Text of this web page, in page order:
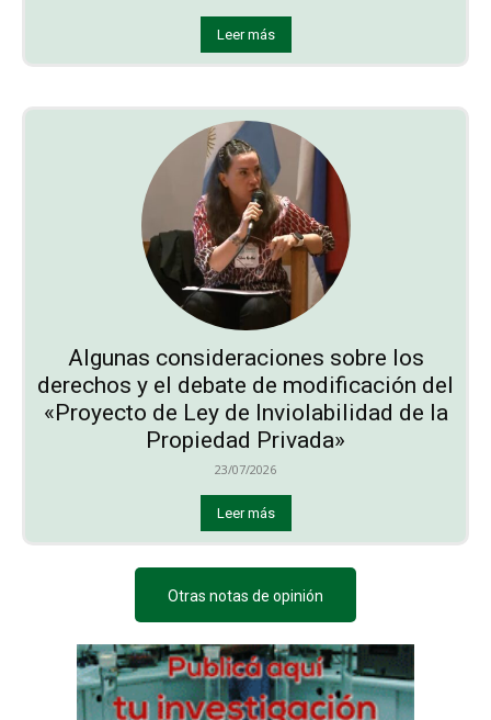
Leer más
Algunas consideraciones sobre los
derechos y el debate de modificación del
«Proyecto de Ley de Inviolabilidad de la
Propiedad Privada»
23/07/2026
Leer más
Otras notas de opinión